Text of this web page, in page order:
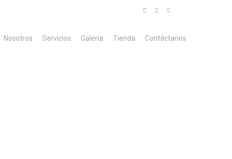
Nosotros Servicios Galeria Tienda Contáctanos